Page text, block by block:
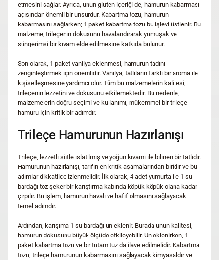
etmesini sağlar. Ayrıca, unun gluten içeriği de, hamurun kabarması
açısından önemli bir unsurdur. Kabartma tozu, hamurun
kabarmasını sağlarken; 1 paket kabartma tozu bu işlevi üstlenir. Bu
malzeme, trileçenin dokusunu havalandırarak yumuşak ve
süngerimsi bir kıvam elde edilmesine katkıda bulunur.
Son olarak, 1 paket vanilya eklenmesi, hamurun tadını
zenginleştirmek için önemlidir. Vanilya, tatlıların farklı bir aroma ile
kişiselleşmesine yardımcı olur. Tüm bu malzemelerin kalitesi,
trileçenin lezzetini ve dokusunu etkilemektedir. Bu nedenle,
malzemelerin doğru seçimi ve kullanımı, mükemmel bir trileçe
hamuru için kritik bir adımdır.
Trileçe Hamurunun Hazırlanışı
Trileçe, lezzetli sütle ıslatılmış ve yoğun kıvamı ile bilinen bir tatlıdır.
Hamurunun hazırlanışı, tarifin en kritik aşamalarından biridir ve bu
adımlar dikkatlice izlenmelidir. İlk olarak, 4 adet yumurta ile 1 su
bardağı toz şeker bir karıştırma kabında köpük köpük olana kadar
çırpılır. Bu işlem, hamurun havalı ve hafif olmasını sağlayacak
temel adımdır.
Ardından, karışıma 1 su bardağı un eklenir. Burada unun kalitesi,
hamurun dokusunu büyük ölçüde etkileyebilir. Un eklenirken, 1
paket kabartma tozu ve bir tutam tuz da ilave edilmelidir. Kabartma
tozu, trileçe hamurunun kabarmasını sağlayacak kimyasaldır ve